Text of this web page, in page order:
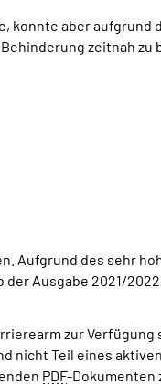
aber aufgrund
zeitnah zu
Aufgrund des sehr
Ausgabe 2021/
zur
nicht Teil eines
PDF-Dokumenten